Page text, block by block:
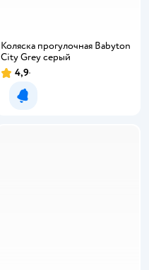
Коляска прогулочная Babyton
City Grey серый
4,9
Уведомить о появлении